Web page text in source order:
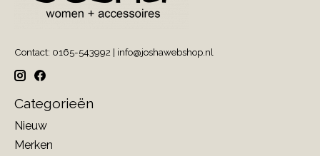
Contact: 0165-543992 | info@joshawebshop.nl
Categorieën
Nieuw
Merken